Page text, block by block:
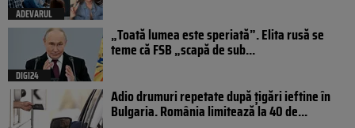
ADEVARUL
DIGI24
„Toată lumea este speriată”. Elita rusă se
teme că FSB „scapă de sub...
Adio drumuri repetate după țigări ieftine în
Bulgaria. România limitează la 40 de...